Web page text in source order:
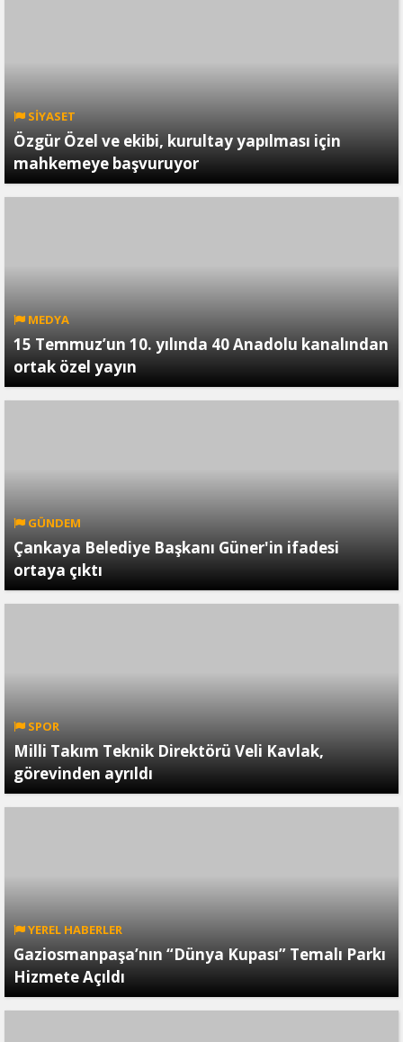
SİYASET
Özgür Özel ve ekibi, kurultay yapılması için
mahkemeye başvuruyor
MEDYA
15 Temmuz’un 10. yılında 40 Anadolu kanalından
ortak özel yayın
GÜNDEM
Çankaya Belediye Başkanı Güner'in ifadesi
ortaya çıktı
SPOR
Milli Takım Teknik Direktörü Veli Kavlak,
görevinden ayrıldı
YEREL HABERLER
Gaziosmanpaşa’nın “Dünya Kupası” Temalı Parkı
Hizmete Açıldı